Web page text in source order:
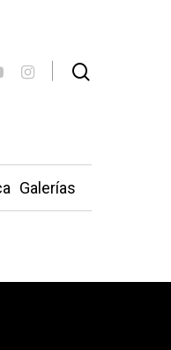
Galerías